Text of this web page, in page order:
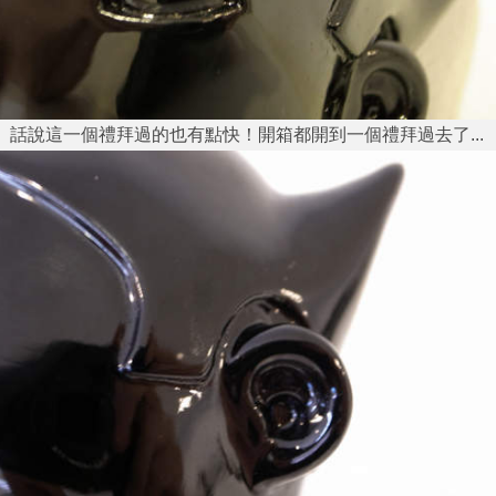
話說這一個禮拜過的也有點快！開箱都開到一個禮拜過去了...